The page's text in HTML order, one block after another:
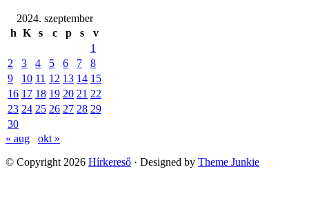
2024. szeptember
h K s c p s
v
1
2
3 4 5 6 7
8
9
10 11 12 13 14 15
16 17 18 19 20 21 22
23 24 25 26 27 28 29
30
« aug
okt »
© Copyright 2026 Hírkereső · Designed by Theme Junkie